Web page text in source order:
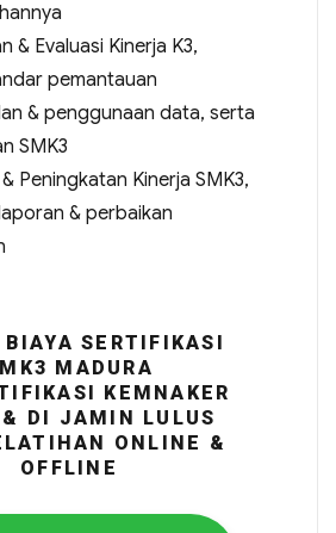
& Evaluasi Kinerja K3,
pemantauan
& penggunaan data, serta
SMK3
Peningkatan Kinerja SMK3,
& perbaikan
BIAYA SERTIFIKASI
MADURA
KEMNAKER
& DI JAMIN LULUS
ONLINE &
OFFLINE